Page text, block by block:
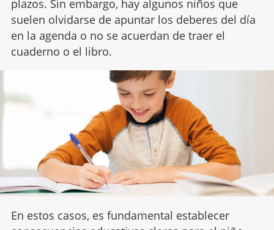
plazos. Sin embargo, hay algunos niños que
suelen olvidarse de apuntar los deberes del día
en la agenda o no se acuerdan de traer el
cuaderno o el libro.
En estos casos, es fundamental establecer